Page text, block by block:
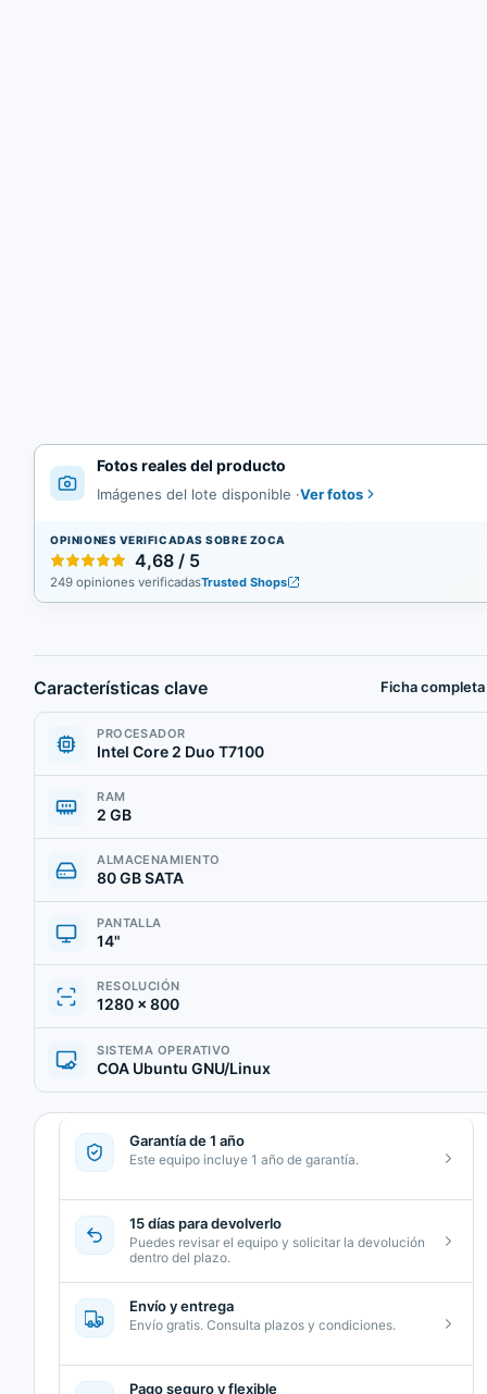
Fotos reales del producto
Imágenes del lote disponible ·Ver fotos
OPINIONES VERIFICADAS SOBRE ZOCA
4,68 / 5
249 opiniones verificadasTrusted Shops
Características clave Ficha completa
PROCESADOR
Intel Core 2 Duo T7100
RAM
2 GB
ALMACENAMIENTO
80 GB SATA
PANTALLA
14"
RESOLUCIÓN
1280 × 800
SISTEMA OPERATIVO
COA Ubuntu GNU/Linux
Garantía de 1 año
Este equipo incluye 1 año de garantía.
15 días para devolverlo
Puedes revisar el equipo y solicitar la devolución
dentro del plazo.
Envío y entrega
Envío gratis. Consulta plazos y condiciones.
Pago seguro y flexible